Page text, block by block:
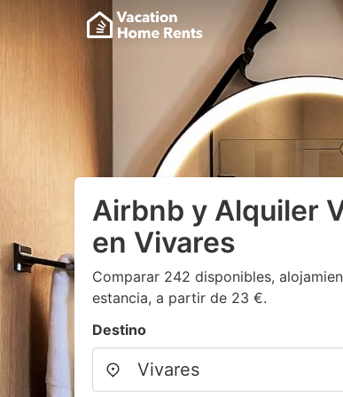
Airbnb y Alquiler
en Vivares
Comparar 242 disponibles,
estancia, a partir de 23 €.
Destino